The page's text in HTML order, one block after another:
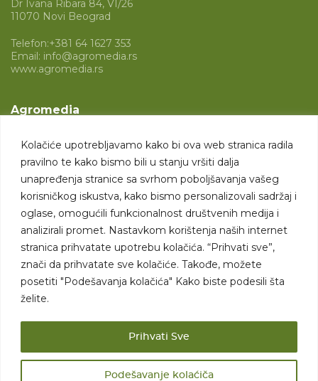
Kolačiće upotrebljavamo kako bi ova web stranica radila
pravilno te kako bismo bili u stanju vršiti dalja
unapređenja stranice sa svrhom poboljšavanja vašeg
korisničkog iskustva, kako bismo personalizovali sadržaj i
oglase, omogućili funkcionalnost društvenih medija i
analizirali promet. Nastavkom korištenja naših internet
stranica prihvatate upotrebu kolačića. “Prihvati sve”,
znači da prihvatate sve kolačiće. Takođe, možete
posetiti "Podešavanja kolačića" Kako biste podesili šta
želite.
Podešavanje kolaćiča
Prihvati Sve
Dr Ivana Ribara 84, VI/26
11070 Novi Beograd
Telefon:+381 64 1627 353
Email: info@agromedia.rs
www.agromedia.rs
Agromedia
Svet poljoprivrede
Marketing usluge
Tražimo saradnike
Kontakt
Kontakt
Sva prava zadržana. 2007 - 2026. © Agromedia d.o.o.